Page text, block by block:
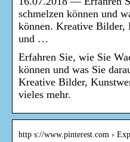
schmelzen können und
können. Kreative Bilder,
und …
Erfahren Sie, wie Sie
können und was Sie
Kreative Bilder,
vieles mehr.
http s://www.pinterest.com ›